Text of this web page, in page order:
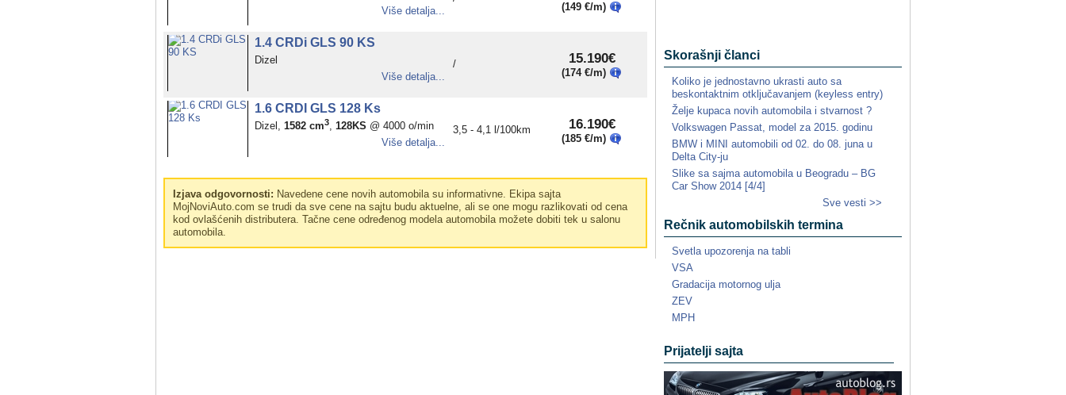
Više detalja...
(149 €/m)
1.4 CRDi GLS 90 KS
Dizel
Više detalja...
/ 15.190€
(174 €/m)
1.6 CRDI GLS 128 Ks
Dizel, 1582 cm3, 128KS @ 4000 o/min
Više detalja...
3,5 - 4,1 l/100km 16.190€
(185 €/m)
Izjava odgovornosti: Navedene cene novih automobila su informativne. Ekipa sajta
MojNoviAuto.com se trudi da sve cene na sajtu budu aktuelne, ali se one mogu razlikovati od cena
kod ovlašćenih distributera. Tačne cene određenog modela automobila možete dobiti tek u salonu
automobila.
Skorašnji članci
Koliko je jednostavno ukrasti auto sa
beskontaktnim otključavanjem (keyless entry)
Želje kupaca novih automobila i stvarnost ?
Volkswagen Passat, model za 2015. godinu
BMW i MINI automobili od 02. do 08. juna u
Delta City-ju
Slike sa sajma automobila u Beogradu – BG
Car Show 2014 [4/4]
Sve vesti >>
Rečnik automobilskih termina
Svetla upozorenja na tabli
VSA
Gradacija motornog ulja
ZEV
MPH
Prijatelji sajta